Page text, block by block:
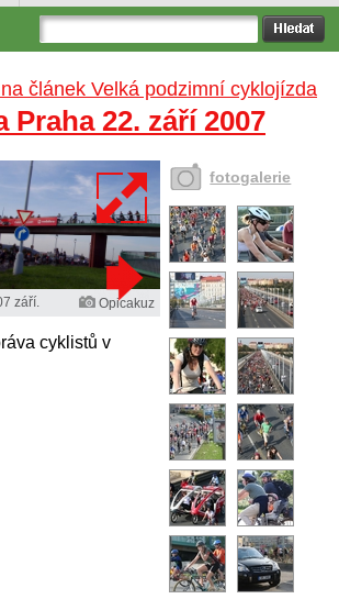
článek Velká podzimní cyklojízda
Praha 22. září 2007
září. Opicakuz
cyklistů v
fotogalerie